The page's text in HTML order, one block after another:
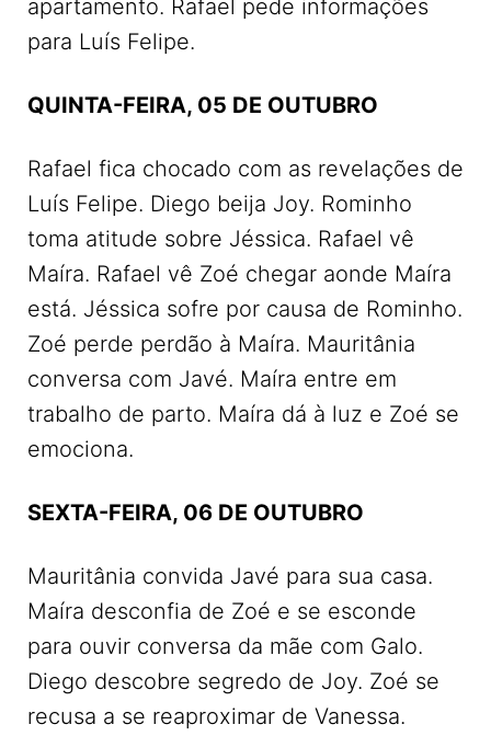
apartamento. Rafael pede informações
para Luís Felipe.
QUINTA-FEIRA, 05 DE OUTUBRO
Rafael fica chocado com as revelações de
Luís Felipe. Diego beija Joy. Rominho
toma atitude sobre Jéssica. Rafael vê
Maíra. Rafael vê Zoé chegar aonde Maíra
está. Jéssica sofre por causa de Rominho.
Zoé perde perdão à Maíra. Mauritânia
conversa com Javé. Maíra entre em
trabalho de parto. Maíra dá à luz e Zoé se
emociona.
SEXTA-FEIRA, 06 DE OUTUBRO
Mauritânia convida Javé para sua casa.
Maíra desconfia de Zoé e se esconde
para ouvir conversa da mãe com Galo.
Diego descobre segredo de Joy. Zoé se
recusa a se reaproximar de Vanessa.